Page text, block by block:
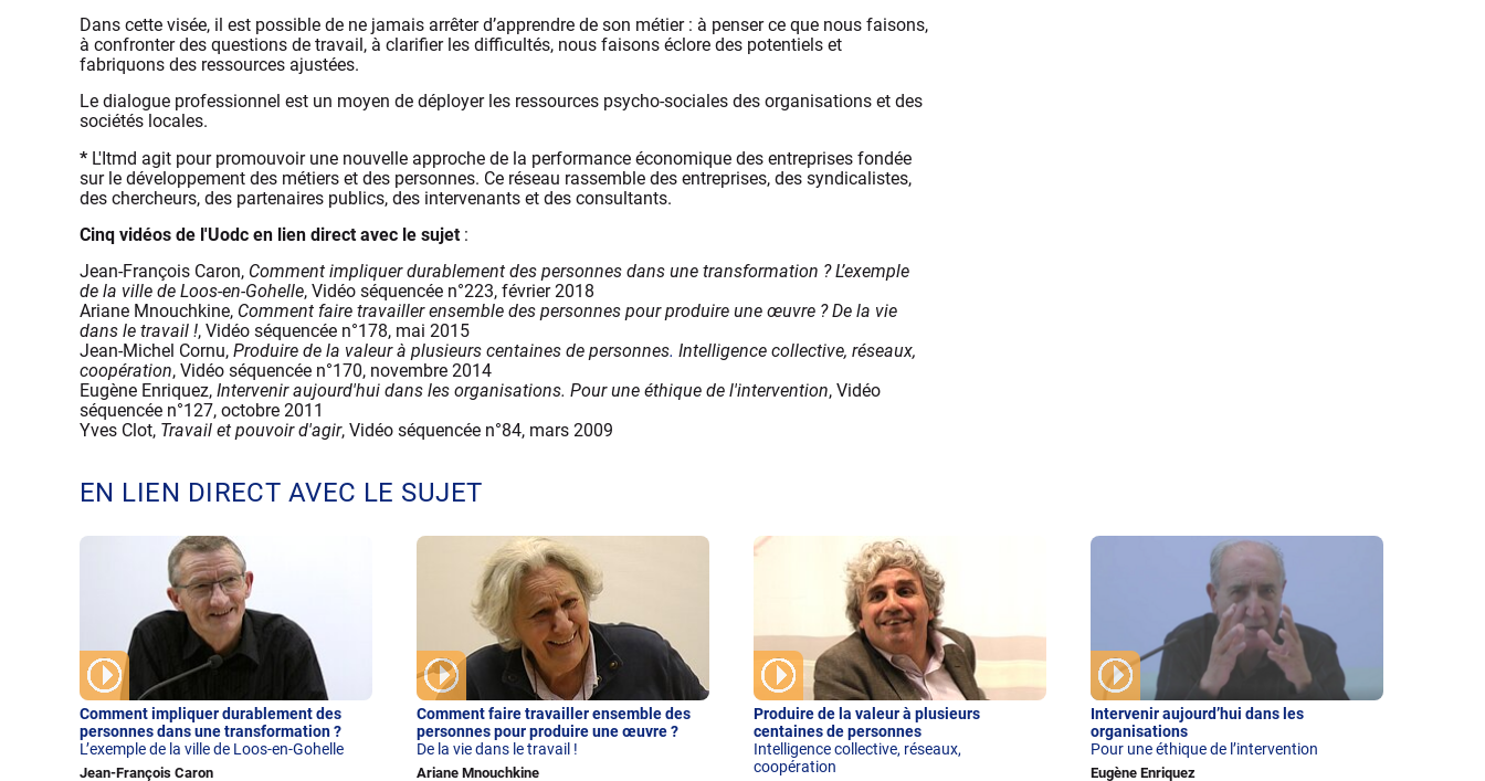
Dans cette visée, il est possible de ne jamais arrêter d’apprendre de son métier : à penser ce que nous faisons,
à confronter des questions de travail, à clarifier les difficultés, nous faisons éclore des potentiels et
fabriquons des ressources ajustées.
Le dialogue professionnel est un moyen de déployer les ressources psycho-sociales des organisations et des
sociétés locales.
* L'Itmd agit pour promouvoir une nouvelle approche de la performance économique des entreprises fondée
sur le développement des métiers et des personnes. Ce réseau rassemble des entreprises, des syndicalistes,
des chercheurs, des partenaires publics, des intervenants et des consultants.
Cinq vidéos de l'Uodc en lien direct avec le sujet :
Jean-François Caron, Comment impliquer durablement des personnes dans une transformation ? L’exemple
de la ville de Loos-en-Gohelle, Vidéo séquencée n°223, février 2018
Ariane Mnouchkine, Comment faire travailler ensemble des personnes pour produire une œuvre ? De la vie
dans le travail !, Vidéo séquencée n°178, mai 2015
Jean-Michel Cornu, Produire de la valeur à plusieurs centaines de personnes. Intelligence collective, réseaux,
coopération, Vidéo séquencée n°170, novembre 2014
Eugène Enriquez, Intervenir aujourd'hui dans les organisations. Pour une éthique de l'intervention, Vidéo
séquencée n°127, octobre 2011
Yves Clot, Travail et pouvoir d'agir, Vidéo séquencée n°84, mars 2009
EN LIEN DIRECT AVEC LE SUJET
Comment impliquer durablement des
personnes dans une transformation ?
L’exemple de la ville de Loos-en-Gohelle
Jean-François Caron
Comment faire travailler ensemble des
personnes pour produire une œuvre ?
De la vie dans le travail !
Ariane Mnouchkine
Produire de la valeur à plusieurs
centaines de personnes
Intelligence collective, réseaux,
coopération
Intervenir aujourd’hui dans les
organisations
Pour une éthique de l’intervention
Eugène Enriquez